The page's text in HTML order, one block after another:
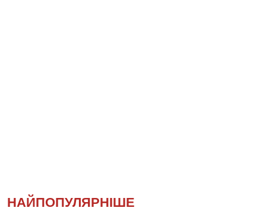
НАЙПОПУЛЯРНІШЕ